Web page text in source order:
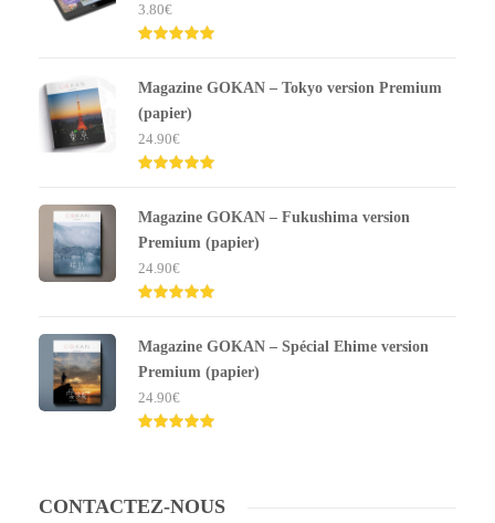
3.80€
sur 5
Magazine GOKAN – Tokyo version Premium
(papier)
24.90€
sur 5
Magazine GOKAN – Fukushima version
Premium (papier)
24.90€
sur 5
Magazine GOKAN – Spécial Ehime version
Premium (papier)
24.90€
CONTACTEZ-NOUS